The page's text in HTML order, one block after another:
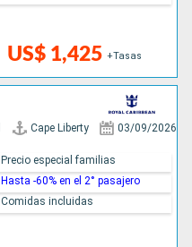
US$ 1,425 +Tasas
Cape Liberty 03/09/2026
Precio especial familias
Hasta -60% en el 2° pasajero
Comidas incluidas